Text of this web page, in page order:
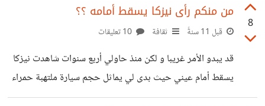
8
من منكم رأى نيزكا يسقط أمامه ؟؟
قبل 11 سنةً ثقافة
قد يبدو الأمر غريبا و لكن منذ حاولي أربع سنوات شاهدت نيزكا
يسقط أمام عيني حيث بدى لي يماثل حجم سيارة ملتهبة حمراء
اللون في ليلة مظلمة و أيضا بدى لي أنه يسقط فوق مدينتي و